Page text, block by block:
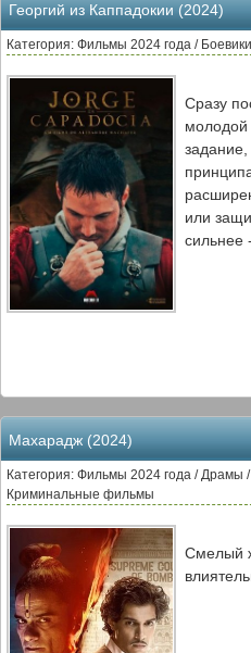
Георгий из Каппадокии (2024)
Категория: Фильмы 2024 года /
Сразу
молодой
задание,
или
сильнее
Махарадж (2024)
Категория: Фильмы 2024 года /
Криминальные фильмы
Смелый